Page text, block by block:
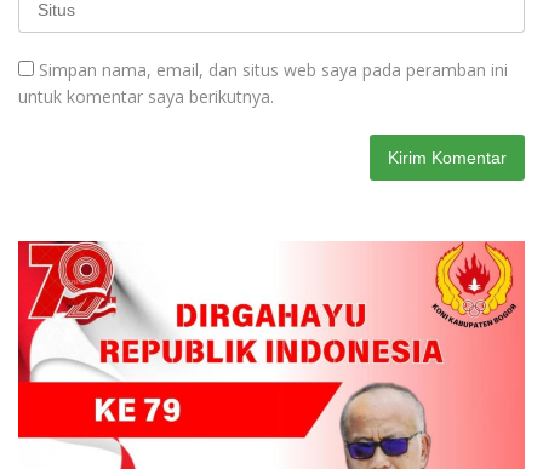
Simpan nama, email, dan situs web saya pada peramban ini
untuk komentar saya berikutnya.